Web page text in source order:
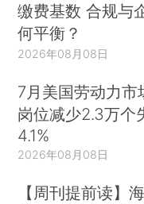
缴费基数 合规与
何平衡？
2026年08月08日
7月美国劳动力市
岗位减少2.3万个
4.1%
2026年08月08日
【周刊提前读】